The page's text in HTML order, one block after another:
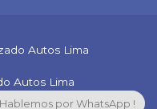
Autos Lima
Autos Lima
Hablemos por WhatsApp !